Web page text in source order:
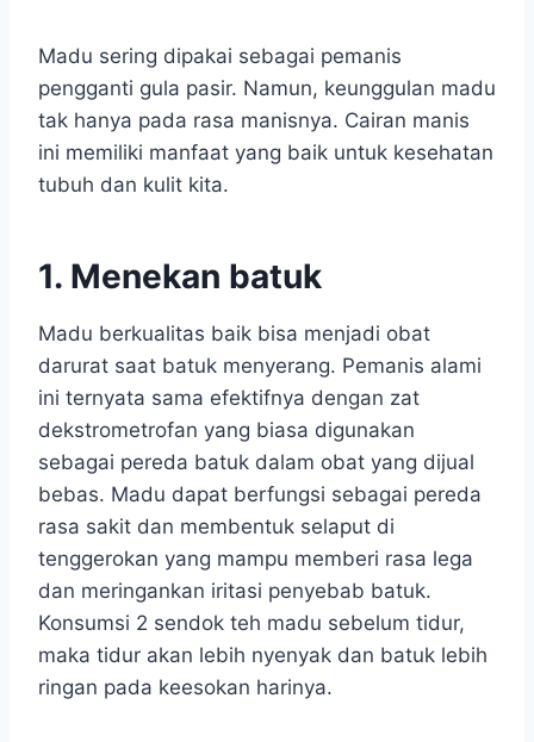
Madu sering dipakai sebagai pemanis
pengganti gula pasir. Namun, keunggulan madu
tak hanya pada rasa manisnya. Cairan manis
ini memiliki manfaat yang baik untuk kesehatan
tubuh dan kulit kita.
1. Menekan batuk
Madu berkualitas baik bisa menjadi obat
darurat saat batuk menyerang. Pemanis alami
ini ternyata sama efektifnya dengan zat
dekstrometrofan yang biasa digunakan
sebagai pereda batuk dalam obat yang dijual
bebas. Madu dapat berfungsi sebagai pereda
rasa sakit dan membentuk selaput di
tenggerokan yang mampu memberi rasa lega
dan meringankan iritasi penyebab batuk.
Konsumsi 2 sendok teh madu sebelum tidur,
maka tidur akan lebih nyenyak dan batuk lebih
ringan pada keesokan harinya.